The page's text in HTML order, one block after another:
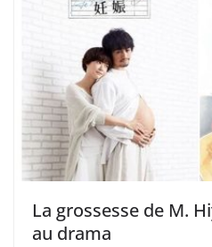
La grossesse de M.
au drama